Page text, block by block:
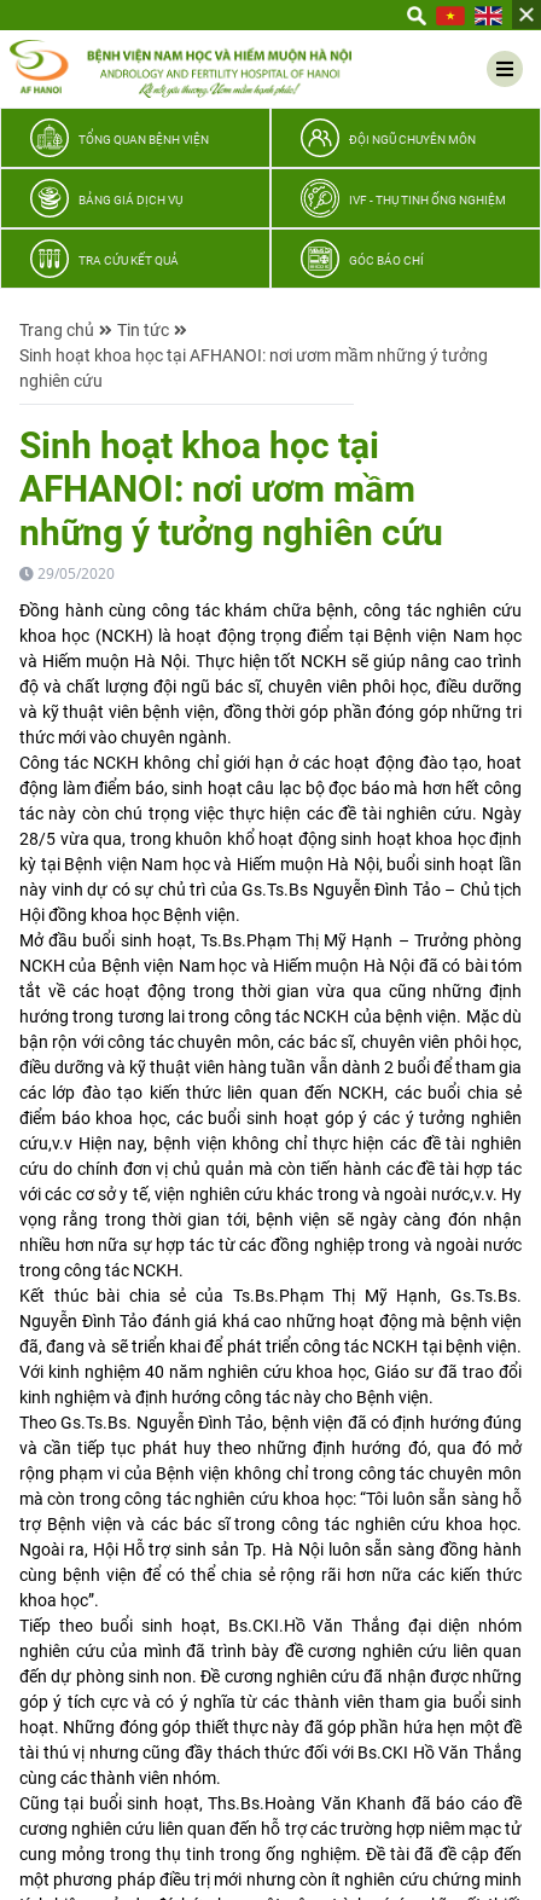
thương
TỔNG QUAN BỆNH VIỆN ĐỘI NGŨ CHUYÊN MÔN
BẢNG GIÁ DỊCH VỤ IVF - THỤ TINH ỐNG NGHIỆM
TRA CỨU KẾT QUẢ GÓC BÁO CHÍ
Trang chủ
Tin tức
Sinh hoạt khoa học tại AFHANOI: nơi ươm mầm những ý tưởng
nghiên cứu
Sinh hoạt khoa học tại
AFHANOI: nơi ươm mầm
những ý tưởng nghiên cứu
29/05/2020
Đồng hành cùng công tác khám chữa bệnh, công tác nghiên cứu
khoa học (NCKH) là hoạt động trọng điểm tại Bệnh viện Nam học
và Hiếm muộn Hà Nội. Thực hiện tốt NCKH sẽ giúp nâng cao trình
độ và chất lượng đội ngũ bác sĩ, chuyên viên phôi học, điều dưỡng
và kỹ thuật viên bệnh viện, đồng thời góp phần đóng góp những tri
thức mới vào chuyên ngành.
Công tác NCKH không chỉ giới hạn ở các hoạt động đào tạo, hoat
động làm điểm báo, sinh hoạt câu lạc bộ đọc báo mà hơn hết công
tác này còn chú trọng việc thực hiện các đề tài nghiên cứu. Ngày
28/5 vừa qua, trong khuôn khổ hoạt động sinh hoạt khoa học định
kỳ tại Bệnh viện Nam học và Hiếm muộn Hà Nội, buổi sinh hoạt lần
này vinh dự có sự chủ trì của Gs.Ts.Bs Nguyễn Đình Tảo – Chủ tịch
Hội đồng khoa học Bệnh viện.
Mở đầu buổi sinh hoạt, Ts.Bs.Phạm Thị Mỹ Hạnh – Trưởng phòng
NCKH của Bệnh viện Nam học và Hiếm muộn Hà Nội đã có bài tóm
tắt về các hoạt động trong thời gian vừa qua cũng những định
hướng trong tương lai trong công tác NCKH của bệnh viện. Mặc dù
bận rộn với công tác chuyên môn, các bác sĩ, chuyên viên phôi học,
điều dưỡng và kỹ thuật viên hàng tuần vẫn dành 2 buổi để tham gia
các lớp đào tạo kiến thức liên quan đến NCKH, các buổi chia sẻ
điểm báo khoa học, các buổi sinh hoạt góp ý các ý tưởng nghiên
cứu,v.v Hiện nay, bệnh viện không chỉ thực hiện các đề tài nghiên
cứu do chính đơn vị chủ quản mà còn tiến hành các đề tài hợp tác
với các cơ sở y tế, viện nghiên cứu khác trong và ngoài nước,v.v. Hy
vọng rằng trong thời gian tới, bệnh viện sẽ ngày càng đón nhận
nhiều hơn nữa sự hợp tác từ các đồng nghiệp trong và ngoài nước
trong công tác NCKH.
Kết thúc bài chia sẻ của Ts.Bs.Phạm Thị Mỹ Hạnh, Gs.Ts.Bs.
Nguyễn Đình Tảo đánh giá khá cao những hoạt động mà bệnh viện
đã, đang và sẽ triển khai để phát triển công tác NCKH tại bệnh viện.
Với kinh nghiệm 40 năm nghiên cứu khoa học, Giáo sư đã trao đổi
kinh nghiệm và định hướng công tác này cho Bệnh viện.
Theo Gs.Ts.Bs. Nguyễn Đình Tảo, bệnh viện đã có định hướng đúng
và cần tiếp tục phát huy theo những định hướng đó, qua đó mở
rộng phạm vi của Bệnh viện không chỉ trong công tác chuyên môn
mà còn trong công tác nghiên cứu khoa học: “Tôi luôn sẵn sàng hỗ
trợ Bệnh viện và các bác sĩ trong công tác nghiên cứu khoa học.
Ngoài ra, Hội Hỗ trợ sinh sản Tp. Hà Nội luôn sẵn sàng đồng hành
cùng bệnh viện để có thể chia sẻ rộng rãi hơn nữa các kiến thức
khoa học”.
Tiếp theo buổi sinh hoạt, Bs.CKI.Hồ Văn Thắng đại diện nhóm
nghiên cứu của mình đã trình bày đề cương nghiên cứu liên quan
đến dự phòng sinh non. Đề cương nghiên cứu đã nhận được những
góp ý tích cực và có ý nghĩa từ các thành viên tham gia buổi sinh
hoạt. Những đóng góp thiết thực này đã góp phần hứa hẹn một đề
tài thú vị nhưng cũng đầy thách thức đối với Bs.CKI Hồ Văn Thắng
cùng các thành viên nhóm.
Cũng tại buổi sinh hoạt, Ths.Bs.Hoàng Văn Khanh đã báo cáo đề
cương nghiên cứu liên quan đến hỗ trợ các trường hợp niêm mạc tử
cung mỏng trong thụ tinh trong ống nghiệm. Đề tài đã đề cập đến
một phương pháp điều trị mới nhưng còn ít nghiên cứu chứng minh